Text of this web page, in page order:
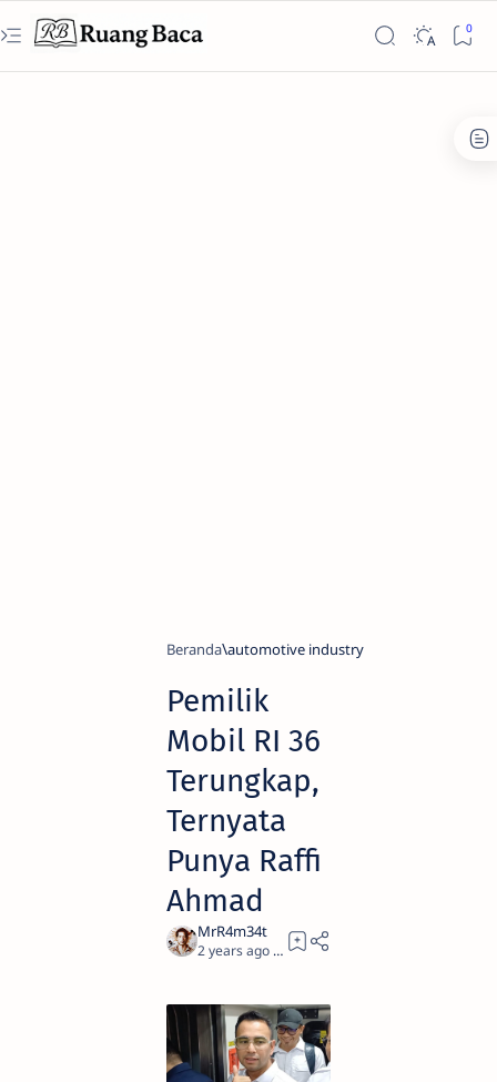
Beranda automotive industry
Pemilik
Mobil RI 36
Terungkap,
Ternyata
Punya Raffi
Ahmad
2 years ago 1